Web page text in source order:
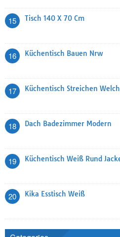
15 Tisch 140 X 70 Cm
16 Küchentisch Bauen Nrw
17 Küchentisch Streichen
18 Dach Badezimmer Modern
19 Küchentisch Weiß Rund
20 Kika Esstisch Weiß